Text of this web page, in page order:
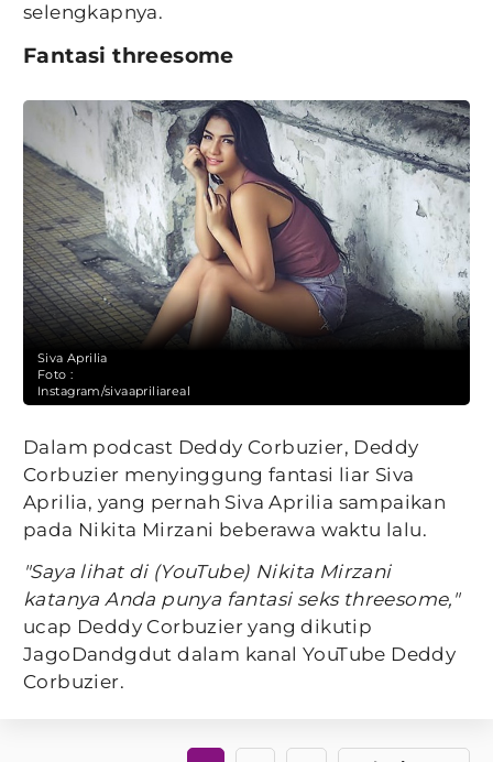
selengkapnya.
Fantasi threesome
Siva Aprilia
Foto :
Instagram/sivaapriliareal
Dalam podcast Deddy Corbuzier, Deddy
Corbuzier menyinggung fantasi liar Siva
Aprilia, yang pernah Siva Aprilia sampaikan
pada Nikita Mirzani beberawa waktu lalu.
"Saya lihat di (YouTube) Nikita Mirzani
katanya Anda punya fantasi seks threesome,"
ucap Deddy Corbuzier yang dikutip
JagoDandgdut dalam kanal YouTube Deddy
Corbuzier.